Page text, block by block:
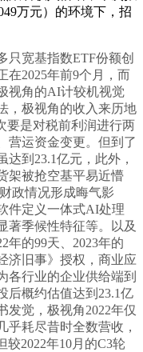
万元）的环境下，招
宽基指数ETF份额创
在2025年前9个月，而
视角的AI计较机视觉
，极视角的收入来历地
要是对税前利润进行两
营运资金变更。但到了
达到23.1亿元，此外，
架被抢空基平易近懵
政情况形成晦气影
件定义一体式AI处理
著季候性特征等。以及
年的99天、2023年的
济旧事》授权，商业应
各行业的企业供给端到
后概约估值达到23.1亿
发觉，极视角2022年仅
乎耗尽昔时全数营收，
较2022年10月的C3轮